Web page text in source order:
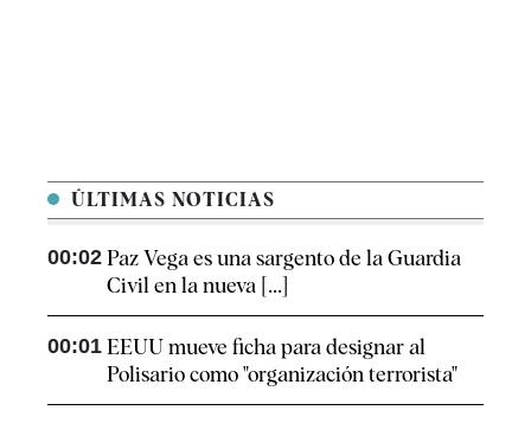
ÚLTIMAS NOTICIAS
00:02 Paz Vega es una sargento de la Guardia
Civil en la nueva [...]
00:01 EEUU mueve ficha para designar al
Polisario como "organización terrorista"